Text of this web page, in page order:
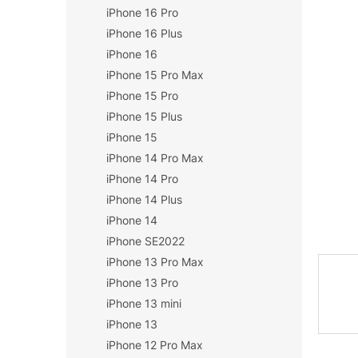
iPhone 16 Pro
iPhone 16 Plus
iPhone 16
iPhone 15 Pro Max
iPhone 15 Pro
iPhone 15 Plus
iPhone 15
iPhone 14 Pro Max
iPhone 14 Pro
iPhone 14 Plus
iPhone 14
iPhone SE2022
iPhone 13 Pro Max
iPhone 13 Pro
iPhone 13 mini
iPhone 13
iPhone 12 Pro Max